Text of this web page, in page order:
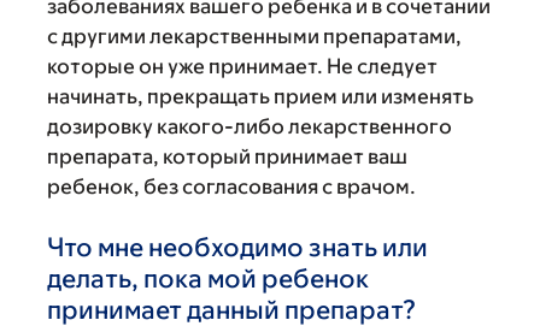
заболеваниях вашего ребенка и в сочетании
с другими лекарственными препаратами,
которые он уже принимает. Не следует
начинать, прекращать прием или изменять
дозировку какого-либо лекарственного
препарата, который принимает ваш
ребенок, без согласования с врачом.
Что мне необходимо знать или
делать, пока мой ребенок
принимает данный препарат?